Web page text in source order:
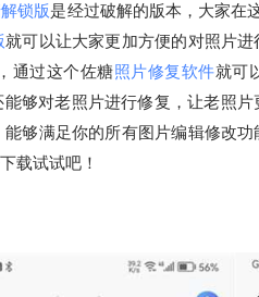
锁版是经过破解的版本，大家在
就可以让大家更加方便的对照片
通过这个佐糖照片修复软件就可
够对老照片进行修复，让老照片
够满足你的所有图片编辑修改
载试试吧！